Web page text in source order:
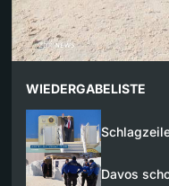
WIEDERGABELISTE
Davos